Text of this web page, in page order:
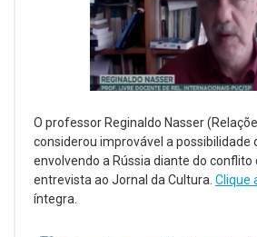
O professor Reginaldo Nasser
considerou improvável a possibilidade
envolvendo a Rússia diante do conflito
entrevista ao Jornal da Cultura. Clique
íntegra.